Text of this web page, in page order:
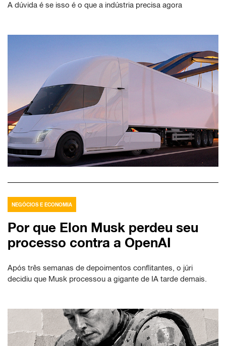
A dúvida é se isso é o que a indústria precisa agora
NEGÓCIOS E ECONOMIA
Por que Elon Musk perdeu seu
processo contra a OpenAI
Após três semanas de depoimentos conflitantes, o júri
decidiu que Musk processou a gigante de IA tarde demais.